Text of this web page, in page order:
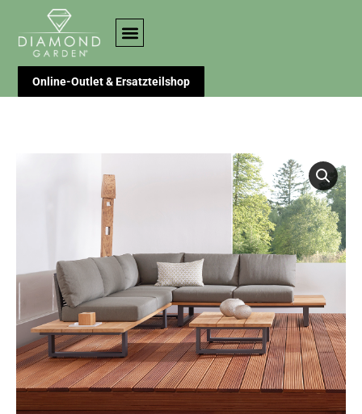
Online-Outlet & Ersatzteilshop